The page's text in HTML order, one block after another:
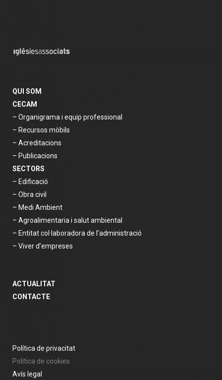
QUI SOM
CECAM
– Organigrama i equip professional
– Recursos mòbils
– Acreditacions
– Publicacions
SECTORS
– Edificació
– Obra civil
– Medi Ambient
– Agroalimentaria i salut ambiental
– Entitat col·laboradora de l’administració
– Viver d’empreses
ACTUALITAT
CONTACTE
Política de privacitat
Política de cookies
Avís legal